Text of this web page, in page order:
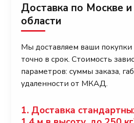
Доставка по Москве
области
Мы доставляем ваши
точно в срок. Стоимость
параметров: суммы заказа,
удаленности от МКАД.
1. Доставка